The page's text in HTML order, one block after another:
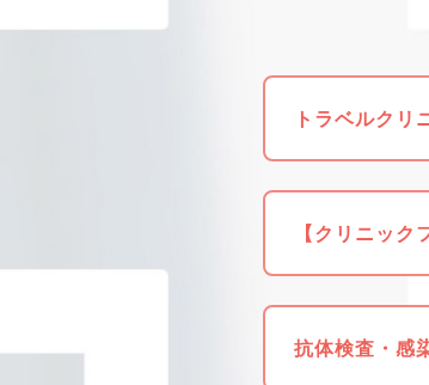
トラベルクリ
【クリニッ
プリからの予
抗体検査・感